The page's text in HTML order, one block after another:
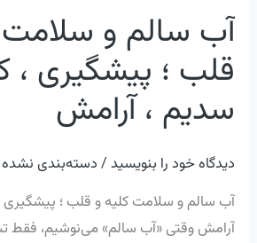
آب سالم و سلامت
قلب ؛ پیشگیری
سدیم ، آرامش
دیدگاه‌ خود را بنویسید/دسته‌بندی نشده
آب سالم و سلامت کلیه و قلب ؛
آرامش وقتی «آب سالم» می‌نوشیم، فقط
کاهش
سدیم
آرامش